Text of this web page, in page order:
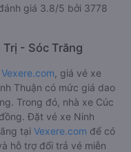
giá 3.8/5 bởi 3778
- Sóc Trăng
Vexere.com , giá vé xe
Thuận có mức giá dao
Trong đó, nhà xe Cúc
Đặt vé xe Ninh
tại Vexere.com để có
hỗ trợ đổi trả vé miễn